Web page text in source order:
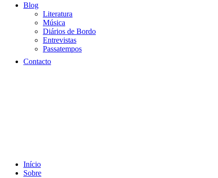
Blog
Literatura
Música
Diários de Bordo
Entrevistas
Passatempos
Contacto
Início
Sobre